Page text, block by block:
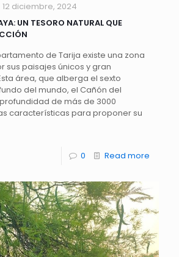
12 diciembre, 2024
UN TESORO NATURAL QUE
de Tarija existe una zona
sus paisajes únicos y gran
área, que alberga el sexto
del mundo, el Cañón del
de más de 3000
características para proponer su
0 Read more